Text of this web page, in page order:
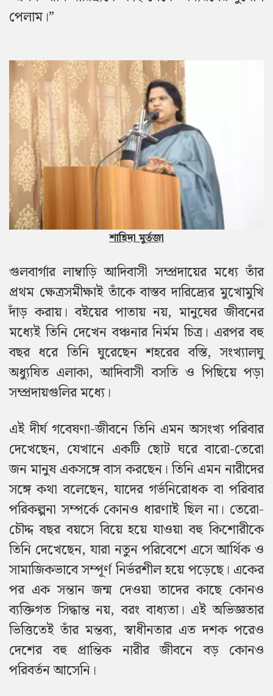
পেলাম।”
শাহিদা মুর্তজা
গুলবার্গার লাম্বাড়ি আদিবাসী সম্প্রদায়ের মধ্যে তাঁর
প্রথম ক্ষেত্রসমীক্ষাই তাঁকে বাস্তব দারিদ্র্যের মুখোমুখি
দাঁড় করায়। বইয়ের পাতায় নয়, মানুষের জীবনের
মধ্যেই তিনি দেখেন বঞ্চনার নির্মম চিত্র। এরপর বহু
বছর ধরে তিনি ঘুরেছেন শহরের বস্তি, সংখ্যালঘু
অধ্যুষিত এলাকা, আদিবাসী বসতি ও পিছিয়ে পড়া
সম্প্রদায়গুলির মধ্যে।
এই দীর্ঘ গবেষণা-জীবনে তিনি এমন অসংখ্য পরিবার
দেখেছেন, যেখানে একটি ছোট ঘরে বারো-তেরো
জন মানুষ একসঙ্গে বাস করছেন। তিনি এমন নারীদের
সঙ্গে কথা বলেছেন, যাদের গর্ভনিরোধক বা পরিবার
পরিকল্পনা সম্পর্কে কোনও ধারণাই ছিল না। তেরো-
চৌদ্দ বছর বয়সে বিয়ে হয়ে যাওয়া বহু কিশোরীকে
তিনি দেখেছেন, যারা নতুন পরিবেশে এসে আর্থিক ও
সামাজিকভাবে সম্পূর্ণ নির্ভরশীল হয়ে পড়েছে। একের
পর এক সন্তান জন্ম দেওয়া তাদের কাছে কোনও
ব্যক্তিগত সিদ্ধান্ত নয়, বরং বাধ্যতা। এই অভিজ্ঞতার
ভিত্তিতেই তাঁর মন্তব্য, স্বাধীনতার এত দশক পরেও
দেশের বহু প্রান্তিক নারীর জীবনে বড় কোনও
পরিবর্তন আসেনি।